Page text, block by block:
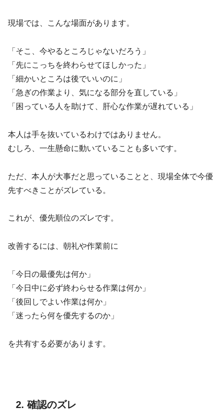
現場では、こんな場面があります。
「そこ、今やるところじゃないだろう」
「先にこっちを終わらせてほしかった」
「細かいところは後でいいのに」
「急ぎの作業より、気になる部分を直している」
「困っている人を助けて、肝心な作業が遅れている」
本人は手を抜いているわけではありません。
むしろ、一生懸命に動いていることも多いです。
ただ、本人が大事だと思っていることと、現場全体で今優
先すべきことがズレている。
これが、優先順位のズレです。
改善するには、朝礼や作業前に
「今日の最優先は何か」
「今日中に必ず終わらせる作業は何か」
「後回しでよい作業は何か」
「迷ったら何を優先するのか」
を共有する必要があります。
2. 確認のズレ